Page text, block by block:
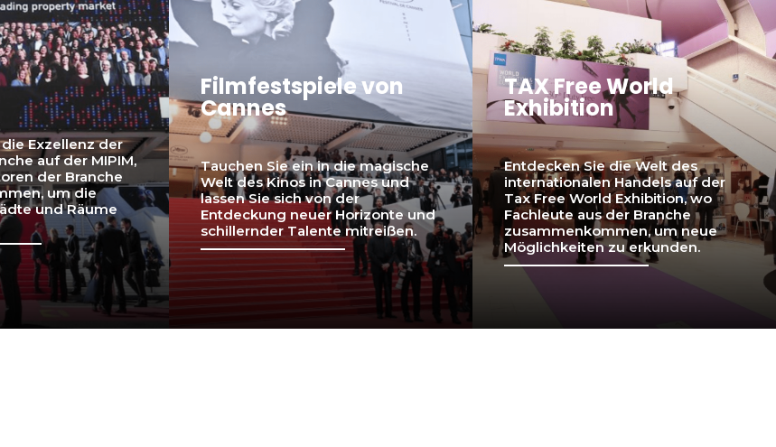
Exzellenz der
auf der MIPIM,
der Branche
um die
und Räume
Filmfestspiele von
Cannes
Tauchen Sie ein in die magische
Welt des Kinos in Cannes und
lassen Sie sich von der
Entdeckung neuer Horizonte und
schillernder Talente mitreißen.
TAX Free World
Exhibition
Entdecken Sie die Welt des
internationalen Handels auf der
Tax Free World Exhibition, wo
Fachleute aus der Branche
zusammenkommen, um neue
Möglichkeiten zu erkunden.